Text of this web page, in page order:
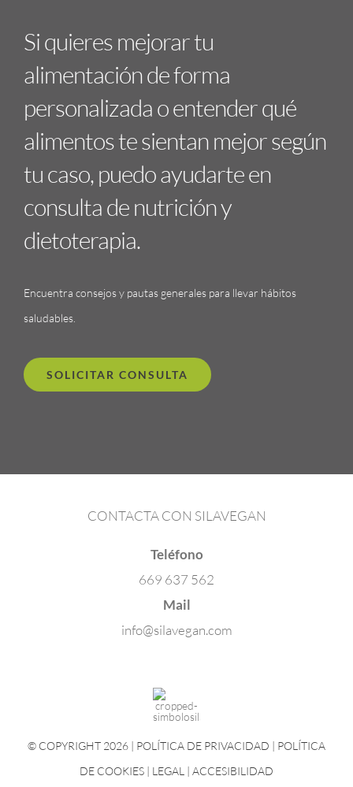
Si quieres mejorar tu
alimentación de forma
personalizada o entender qué
alimentos te sientan mejor según
tu caso, puedo ayudarte en
consulta de nutrición y
dietoterapia.
Encuentra consejos y pautas generales para llevar hábitos
saludables.
SOLICITAR CONSULTA
CONTACTA CON SILAVEGAN
Teléfono
669 637 562
Mail
info@silavegan.com
© COPYRIGHT 2026 | POLÍTICA DE PRIVACIDAD | POLÍTICA
DE COOKIES | LEGAL | ACCESIBILIDAD